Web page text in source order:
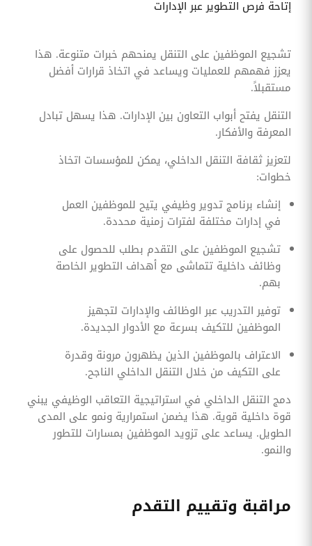
إتاحة فرص التطوير عبر الإدارات
تشجيع الموظفين على التنقل يمنحهم خبرات متنوعة. هذا
يعزز فهمهم للعمليات ويساعد في اتخاذ قرارات أفضل
مستقبلاً.
التنقل يفتح أبواب التعاون بين الإدارات. هذا يسهل تبادل
المعرفة والأفكار.
لتعزيز ثقافة التنقل الداخلي، يمكن للمؤسسات اتخاذ
خطوات:
إنشاء برنامج تدوير وظيفي يتيح للموظفين العمل
في إدارات مختلفة لفترات زمنية محددة.
تشجيع الموظفين على التقدم بطلب للحصول على
وظائف داخلية تتماشى مع أهداف التطوير الخاصة
بهم.
توفير التدريب عبر الوظائف والإدارات لتجهيز
الموظفين للتكيف بسرعة مع الأدوار الجديدة.
الاعتراف بالموظفين الذين يظهرون مرونة وقدرة
على التكيف من خلال التنقل الداخلي الناجح.
دمج التنقل الداخلي في استراتيجية التعاقب الوظيفي يبني
قوة داخلية قوية. هذا يضمن استمرارية ونمو على المدى
الطويل. يساعد على تزويد الموظفين بمسارات للتطور
والنمو.
مراقبة وتقييم التقدم